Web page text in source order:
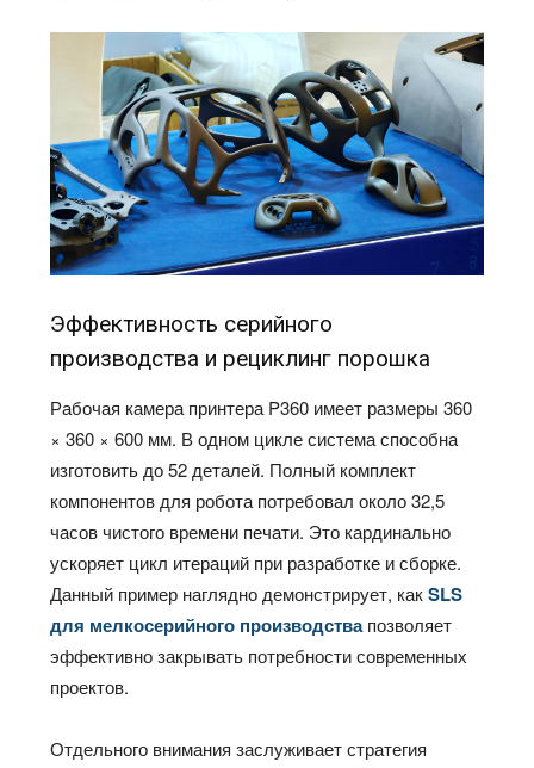
Эффективность серийного
производства и рециклинг порошка
Рабочая камера принтера P360 имеет размеры 360
× 360 × 600 мм. В одном цикле система способна
изготовить до 52 деталей. Полный комплект
компонентов для робота потребовал около 32,5
часов чистого времени печати. Это кардинально
ускоряет цикл итераций при разработке и сборке.
Данный пример наглядно демонстрирует, какSLS
для мелкосерийного производствапозволяет
эффективно закрывать потребности современных
проектов.
Отдельного внимания заслуживает стратегия